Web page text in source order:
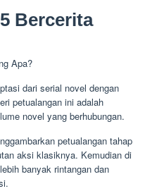
Bercerita
dari serial novel dengan
petualangan ini adalah
novel yang berhubungan.
petualangan tahap
aksi klasiknya. Kemudian di
banyak rintangan dan